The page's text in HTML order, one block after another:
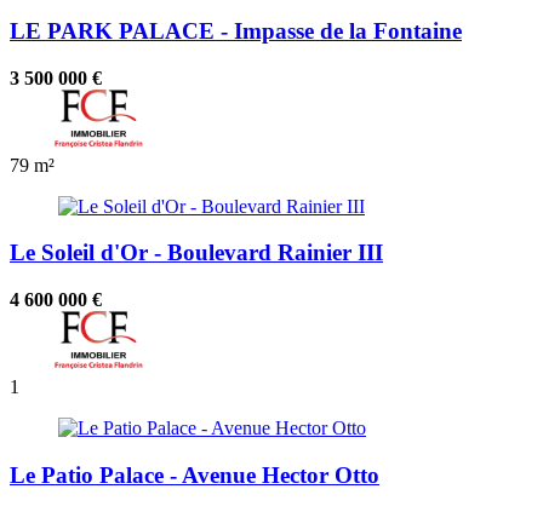
LE PARK PALACE - Impasse de la Fontaine
3 500 000 €
79 m²
Le Soleil d'Or - Boulevard Rainier III
4 600 000 €
1
Le Patio Palace - Avenue Hector Otto